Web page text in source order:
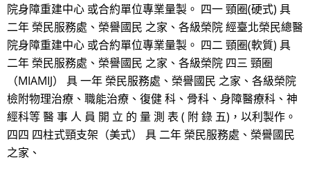
院身障重建中心 或合約單位專業量製。 四一 頸圈(硬式) 具
二年 榮民服務處、榮譽國民 之家、各級榮院 經臺北榮民總醫
院身障重建中心 或合約單位專業量製。 四二 頸圈(軟質) 具
二年 榮民服務處、榮譽國民 之家、各級榮院 四三 頸圈
（MIAMIJ） 具 一年 榮民服務處、榮譽國民 之家、各級榮院
檢附物理治療、職能治療、復健 科、骨科、身障醫療科、神
經科等 醫 事 人 員 開 立 的 量 測 表 ( 附 錄 五)，以利製作。
四四 四柱式頸支架（美式） 具 二年 榮民服務處、榮譽國民
之家、